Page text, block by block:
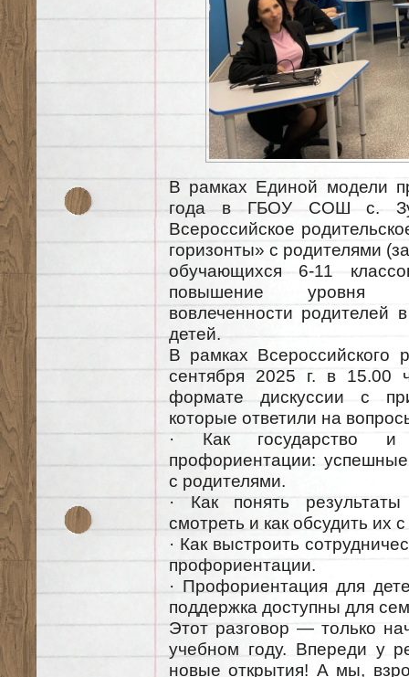
В рамках Единой модели
года в ГБОУ СОШ с.
Всероссийское
горизонты» с родителями
обучающихся 6-11
повышение уровня
вовлеченности родителей
детей.
В рамках Всероссийского
сентября 2025 г. в
формате дискуссии с
которые ответили на
· Как государство
профориентации:
с родителями.
· Как понять
смотреть и как обсудить их
· Как выстроить
профориентации.
· Профориентация для
поддержка доступны для
Этот разговор — только
учебном году. Впереди у
новые открытия! А мы,